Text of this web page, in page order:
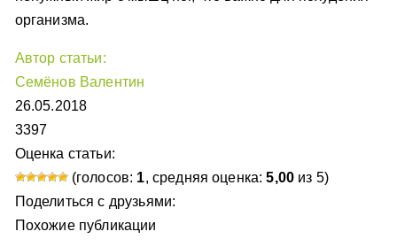
организма.
Автор статьи:
Семёнов Валентин
26.05.2018
3397
Оценка статьи:
(голосов: 1, средняя оценка:5,00 из 5)
Поделиться с друзьями:
Похожие публикации